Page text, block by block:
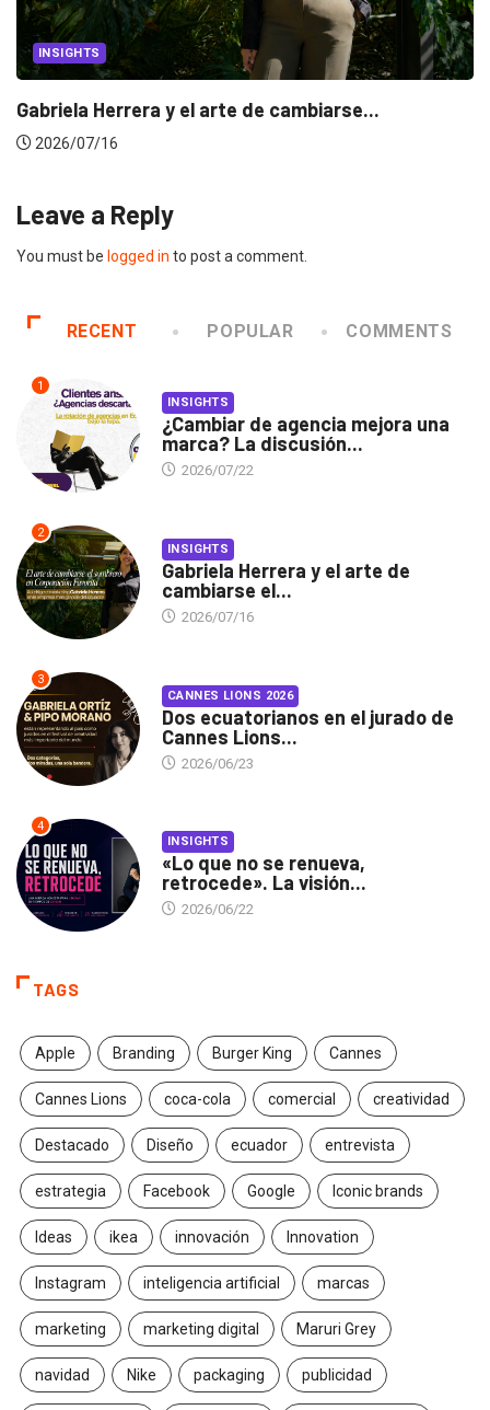
INSIGHTS
Gabriela Herrera y el arte de cambiarse...
2026/07/16
Leave a Reply
You must be logged in to post a comment.
RECENT POPULAR COMMENTS
1
INSIGHTS
¿Cambiar de agencia mejora una
marca? La discusión...
2026/07/22
2
INSIGHTS
Gabriela Herrera y el arte de
cambiarse el...
2026/07/16
3
CANNES LIONS 2026
Dos ecuatorianos en el jurado de
Cannes Lions...
2026/06/23
4
INSIGHTS
«Lo que no se renueva,
retrocede». La visión...
2026/06/22
TAGS
Apple Branding Burger King Cannes
Cannes Lions coca-cola comercial creatividad
Destacado Diseño ecuador entrevista
estrategia Facebook Google Iconic brands
Ideas ikea innovación Innovation
Instagram inteligencia artificial marcas
marketing marketing digital Maruri Grey
navidad Nike packaging publicidad